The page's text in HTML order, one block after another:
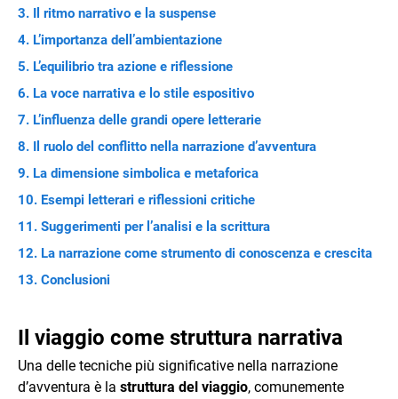
Il ritmo narrativo e la suspense
L’importanza dell’ambientazione
L’equilibrio tra azione e riflessione
La voce narrativa e lo stile espositivo
L’influenza delle grandi opere letterarie
Il ruolo del conflitto nella narrazione d’avventura
La dimensione simbolica e metaforica
Esempi letterari e riflessioni critiche
Suggerimenti per l’analisi e la scrittura
La narrazione come strumento di conoscenza e crescita
Conclusioni
Il viaggio come struttura narrativa
Una delle tecniche più significative nella narrazione
d’avventura è la struttura del viaggio, comunemente